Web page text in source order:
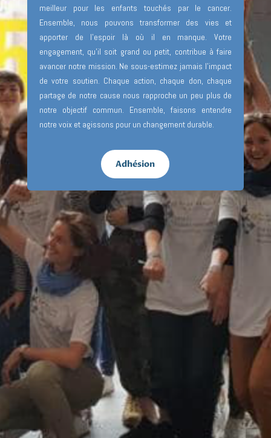
meilleur pour les enfants touchés par le cancer.
Ensemble, nous pouvons transformer des vies et
apporter de l’espoir là où il en manque. Votre
engagement, qu’il soit grand ou petit, contribue à faire
avancer notre mission. Ne sous-estimez jamais l’impact
de votre soutien. Chaque action, chaque don, chaque
partage de notre cause nous rapproche un peu plus de
notre objectif commun. Ensemble, faisons entendre
notre voix et agissons pour un changement durable.
Adhésion